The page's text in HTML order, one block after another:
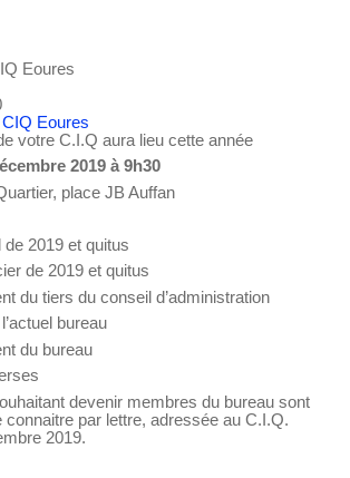
Eoures
votre C.I.Q aura lieu cette année
2019 à 9h30
place JB Auffan
2019 et quitus
de 2019 et quitus
du tiers du conseil d’administration
bureau
du bureau
devenir membres du bureau sont
connaitre par lettre, adressée au C.I.Q.
2019.